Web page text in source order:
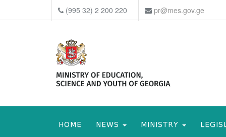
(995 32) 2 200 220 pr@mes.gov.ge
HOME NEWS MINISTRY